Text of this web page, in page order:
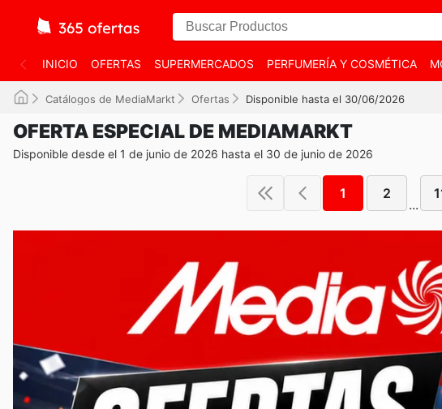
INICIO OFERTAS SUPERMERCADOS PERFUMERÍA Y COSMÉTICA
Catálogos de MediaMarkt Ofertas Disponible hasta el 30/06/2026
OFERTA ESPECIAL DE MEDIAMARKT
Disponible desde el 1 de junio de 2026 hasta el 30 de junio de 2026
1 2
...